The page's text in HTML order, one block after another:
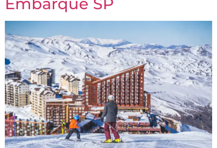
Embarque SP